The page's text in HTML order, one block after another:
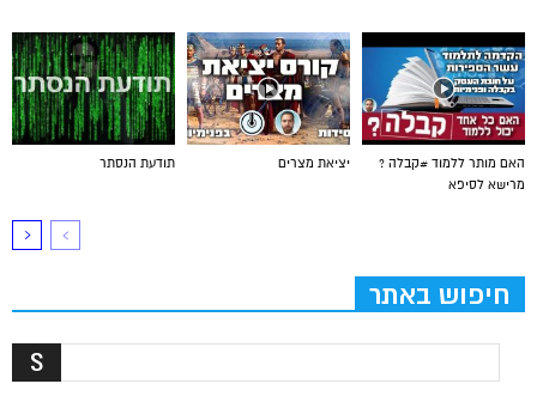
תודעת הנסתר יציאת מצרים
האם מותר ללמוד #קבלה ?
מרישא לסיפא
חיפוש באתר